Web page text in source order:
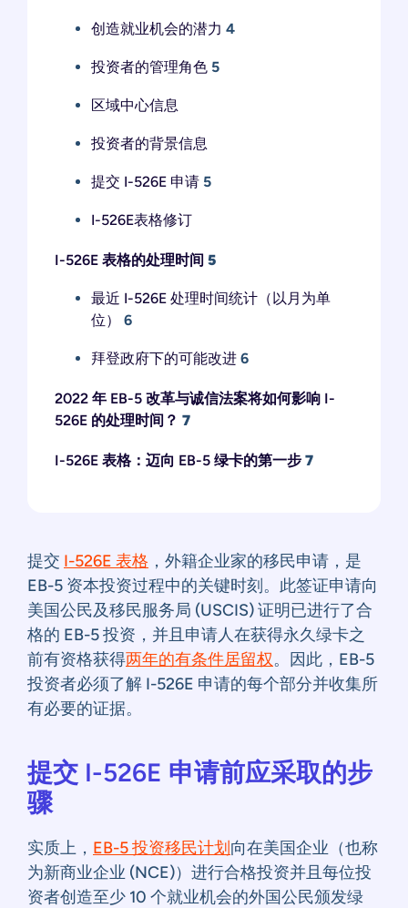
创造就业机会的潜力 4
投资者的管理角色 5
区域中心信息
投资者的背景信息
提交 I-526E 申请 5
I-526E表格修订
I-526E 表格的处理时间 5
最近 I-526E 处理时间统计（以月为单
位）
6
拜登政府下的可能改进 6
2022 年 EB-5 改革与诚信法案将如何影响 I-
526E 的处理时间？ 7
I-526E 表格：迈向 EB-5 绿卡的第一步 7
提交 I-526E 表格 ，外籍企业家的移民申请，是
EB-5 资本投资过程中的关键时刻。此签证申请向
美国公民及移民服务局 (USCIS) 证明已进行了合
格的 EB-5 投资，并且申请人在获得永久绿卡之
前有资格获得两年的有条件居留权。因此，EB-5
投资者必须了解 I-526E 申请的每个部分并收集所
有必要的证据。
提交 I-526E 申请前应采取的步
骤
实质上， EB-5 投资移民计划 向在美国企业（也称
为新商业企业 (NCE)）进行合格投资并且每位投
资者创造至少 10 个就业机会的外国公民颁发绿